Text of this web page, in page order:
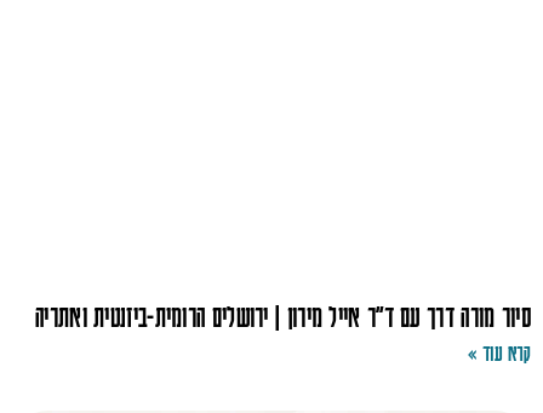
סיור מורה דרך עם ד"ר אייל מירון | ירושלים הרומית-ביזנטית ואתריה
קרא עוד »